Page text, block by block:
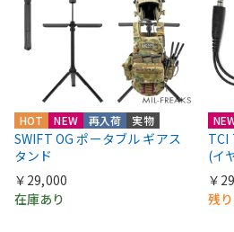
HOT NEW 再入荷 実物
SWIFT OG ポータブル ギアス
タンド
￥29,000
在庫あり
TCI
(イ
￥
残